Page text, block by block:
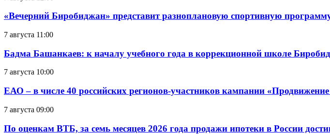
«Вечерний Биробиджан» представит разноплановую спортивную
7 августа 11:00
Бадма Башанкаев: к началу учебного года в коррекционной школе
7 августа 10:00
ЕАО – в числе 40 российских регионов-участников кампании «Продвижение
7 августа 09:00
По оценкам ВТБ, за семь месяцев 2026 года продажи ипотеки в России